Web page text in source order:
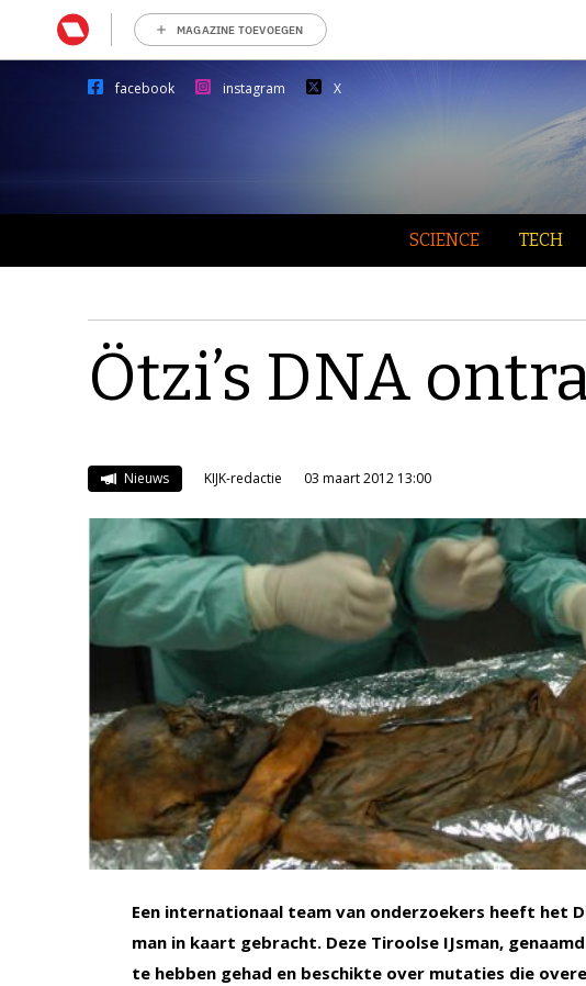
MAGAZINE TOEVOEGEN
facebook instagram X
SCIENCE TECH
Ötzi’s DNA
Nieuws KIJK-redactie 03 maart 2012 13:00
Een internationaal team van onderzoekers heeft het
man in kaart gebracht. Deze Tiroolse IJsman,
te hebben gehad en beschikte over mutaties die